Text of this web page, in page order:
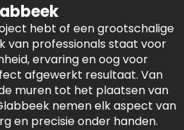
hebt of een grootschalige
van professionals staat voor
ervaring en oog voor
afgewerkt resultaat. Van
muren tot het plaatsen van
nemen elk aspect van
en precisie onder handen.